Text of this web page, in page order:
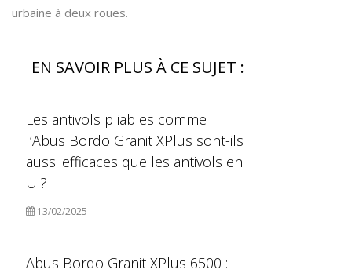
urbaine à deux roues.
EN SAVOIR PLUS À CE SUJET :
Les antivols pliables comme
l’Abus Bordo Granit XPlus sont-ils
aussi efficaces que les antivols en
U ?
13/02/2025
Abus Bordo Granit XPlus 6500 :